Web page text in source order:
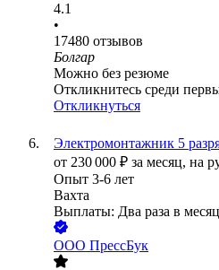
4.1
•
17480 отзывов
Болгар
Можно без резюме
Откликнитесь среди
Откликнуться
Электромонтажник 5
от 230 000 ₽ за месяц, на
Опыт 3-6 лет
Вахта
Выплаты: Два раза в месяц
ООО ПрессБук